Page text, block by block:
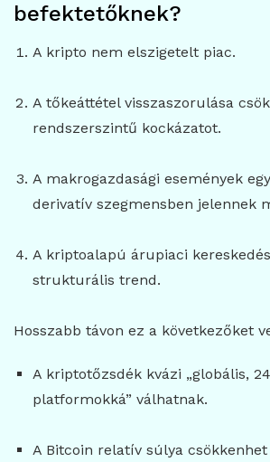
befektetőknek?
A kripto nem elszigetelt piac.
A tőkeáttétel visszaszorulása
rendszerszintű kockázatot.
A makrogazdasági események
derivatív szegmensben jelennek
A kriptoalapú árupiaci
strukturális trend.
Hosszabb távon ez a következőket
A kriptotőzsdék kvázi „globális,
platformokká” válhatnak.
A Bitcoin relatív súlya